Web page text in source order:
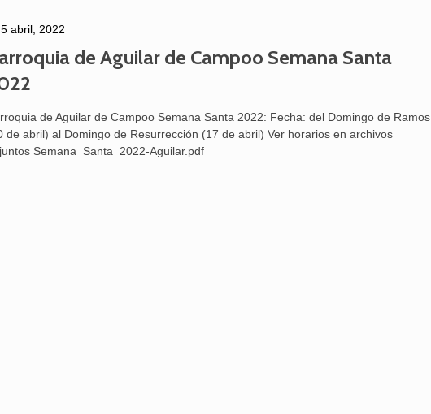
5 abril, 2022
de Aguilar de Campoo Semana Santa
de Aguilar de Campoo Semana Santa 2022: Fecha: del Domingo de Ramos
de abril) al Domingo de Resurrección (17 de abril) Ver horarios en archivos
Semana_Santa_2022-Aguilar.pdf